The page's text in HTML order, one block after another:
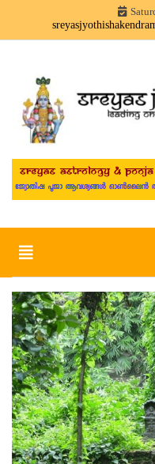
content
Sreyas
Sreyas Jyothisha
Malayalam – sreyas
Toggle